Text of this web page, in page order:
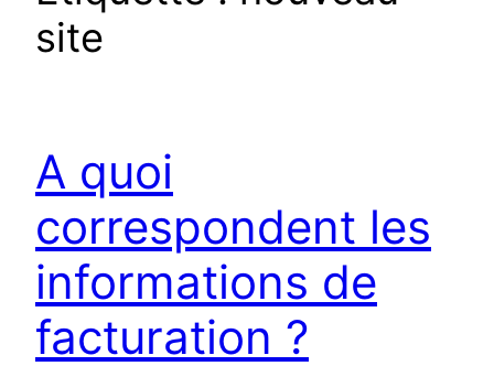
site
A quoi
correspondent les
informations de
facturation ?